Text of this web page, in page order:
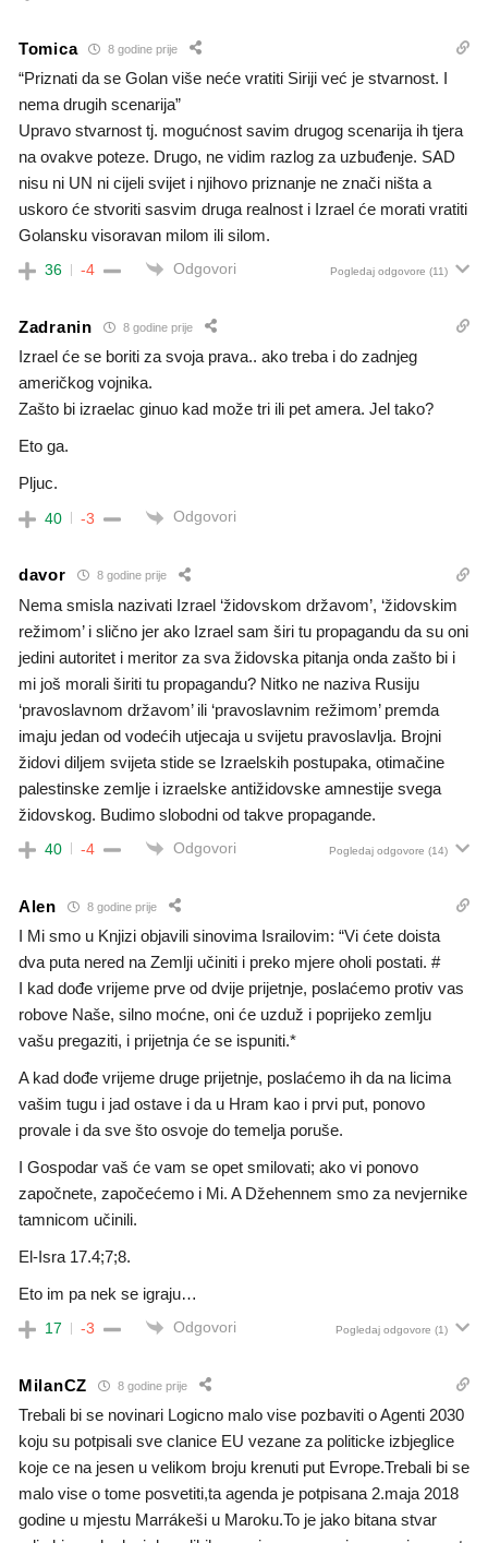
Tomica 8 godine prije
“Priznati da se Golan više neće vratiti Siriji već je stvarnost. I
nema drugih scenarija”
Upravo stvarnost tj. mogućnost savim drugog scenarija ih tjera
na ovakve poteze. Drugo, ne vidim razlog za uzbuđenje. SAD
nisu ni UN ni cijeli svijet i njihovo priznanje ne znači ništa a
uskoro će stvoriti sasvim druga realnost i Izrael će morati vratiti
Golansku visoravan milom ili silom.
36 -4 Odgovori Pogledaj odgovore (11)
Zadranin 8 godine prije
Izrael će se boriti za svoja prava.. ako treba i do zadnjeg
američkog vojnika.
Zašto bi izraelac ginuo kad može tri ili pet amera. Jel tako?
Eto ga.
Pljuc.
40 -3 Odgovori
davor 8 godine prije
Nema smisla nazivati Izrael ‘židovskom državom’, ‘židovskim
režimom’ i slično jer ako Izrael sam širi tu propagandu da su oni
jedini autoritet i meritor za sva židovska pitanja onda zašto bi i
mi još morali širiti tu propagandu? Nitko ne naziva Rusiju
‘pravoslavnom državom’ ili ‘pravoslavnim režimom’ premda
imaju jedan od vodećih utjecaja u svijetu pravoslavlja. Brojni
židovi diljem svijeta stide se Izraelskih postupaka, otimačine
palestinske zemlje i izraelske antižidovske amnestije svega
židovskog. Budimo slobodni od takve propagande.
40 -4 Odgovori Pogledaj odgovore (14)
Alen 8 godine prije
I Mi smo u Knjizi objavili sinovima Israilovim: “Vi ćete doista
dva puta nered na Zemlji učiniti i preko mjere oholi postati. #
I kad dođe vrijeme prve od dvije prijetnje, poslaćemo protiv vas
robove Naše, silno moćne, oni će uzduž i poprijeko zemlju
vašu pregaziti, i prijetnja će se ispuniti.*
A kad dođe vrijeme druge prijetnje, poslaćemo ih da na licima
vašim tugu i jad ostave i da u Hram kao i prvi put, ponovo
provale i da sve što osvoje do temelja poruše.
I Gospodar vaš će vam se opet smilovati; ako vi ponovo
započnete, započećemo i Mi. A Džehennem smo za nevjernike
tamnicom učinili.
El-Isra 17.4;7;8.
Eto im pa nek se igraju…
17 -3 Odgovori Pogledaj odgovore (1)
MilanCZ 8 godine prije
Trebali bi se novinari Logicno malo vise pozbaviti o Agenti 2030
koju su potpisali sve clanice EU vezane za politicke izbjeglice
koje ce na jesen u velikom broju krenuti put Evrope.Trebali bi se
malo vise o tome posvetiti,ta agenda je potpisana 2.maja 2018
godine u mjestu Marrákeši u Maroku.To je jako bitana stvar